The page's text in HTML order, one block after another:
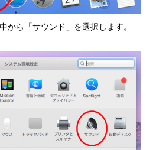
ら「サウンド」を選択します。